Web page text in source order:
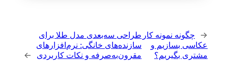
← چگونه نمونه کار
عکاسی بسازیم و
مشتری بگیریم؟
طراحی سه‌بعدی مدل طلا برای
سازنده‌های خانگی: نرم‌افزارهای
مقرون‌به‌صرفه و نکات کاربردی
→